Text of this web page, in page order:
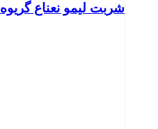
شربت لیمو نعناع گریوه 900 گرم